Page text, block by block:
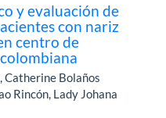
y evaluación de
con nariz
centro de
Catherine Bolaños
Rincón, Lady Johana